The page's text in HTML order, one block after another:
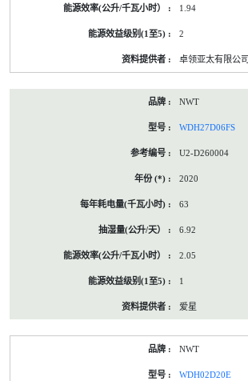
1.94
2
卓领亚太有限公司
NWT
WDH27D06FS
U2-D260004
2020
63
6.92
2.05
1
爱星
NWT
WDH02D20E